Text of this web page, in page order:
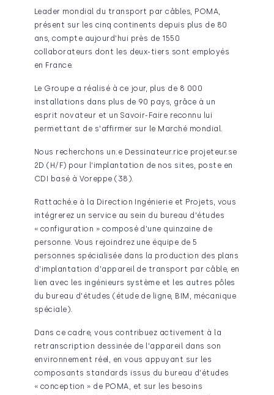
Leader mondial du transport par câbles, POMA,
présent sur les cinq continents depuis plus de 80
ans, compte aujourd'hui près de 1550
collaborateurs dont les deux-tiers sont employés
en France.
Le Groupe a réalisé à ce jour, plus de 8 000
installations dans plus de 90 pays, grâce à un
esprit novateur et un Savoir-Faire reconnu lui
permettant de s'affirmer sur le Marché mondial.
Nous recherchons un.e Dessinateur.rice projeteur.se
2D (H/F) pour l'implantation de nos sites, poste en
CDI basé à Voreppe (38).
Rattaché.e à la Direction Ingénierie et Projets, vous
intégrerez un service au sein du bureau d'études
« configuration » composé d'une quinzaine de
personne. Vous rejoindrez une équipe de 5
personnes spécialisée dans la production des plans
d'implantation d'appareil de transport par câble, en
lien avec les ingénieurs système et les autres pôles
du bureau d'études (étude de ligne, BIM, mécanique
spéciale).
Dans ce cadre, vous contribuez activement à la
retranscription dessinée de l'appareil dans son
environnement réel, en vous appuyant sur les
composants standards issus du bureau d'études
« conception » de POMA, et sur les besoins